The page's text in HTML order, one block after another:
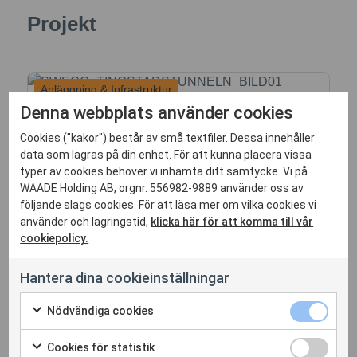
Projekt
Anläggning & Infrastruktur
Samverkansledning
Tingstadstunneln
Tingstadstunnelns livslängd, trafiksäkerhet
och minska miljöpåverkan från trafik...
Denna webbplats använder cookies
Cookies ("kakor") består av små textfiler. Dessa innehåller
data som lagras på din enhet. För att kunna placera vissa
typer av cookies behöver vi inhämta ditt samtycke. Vi på
WAADE Holding AB, orgnr. 556982-9889 använder oss av
följande slags cookies. För att läsa mer om vilka cookies vi
använder och lagringstid, klicka här för att komma till vår
cookiepolicy.
Hantera dina cookieinställningar
Nödvändiga cookies
Cookies för statistik